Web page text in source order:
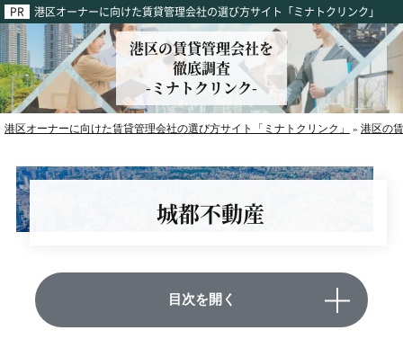
港区オーナーに向けた賃貸管理会社の選び方サイト「ミナトクリンク」
港区の賃貸管理会社を
徹底調査
-ミナトクリンク-
港区オーナーに向けた賃貸管理会社の選び方サイト「ミナトクリンク」 » 港区の
城都不動産
目次を開く